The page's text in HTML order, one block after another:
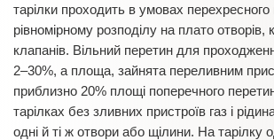
тарілки проходить в умовах перехресного
рівномірному розподілу на плато отворів,
клапанів. Вільний перетин для
2–30%, а площа, зайнята переливним
приблизно 20% площі поперечного
тарілках без зливних пристроїв газ і
одні й ті ж отвори або щілини. На тарілку